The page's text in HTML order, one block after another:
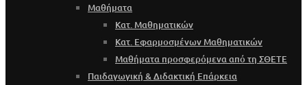
Μαθήματα
Κατ. Μαθηματικών
Κατ. Εφαρμοσμένων Μαθηματικών
Μαθήματα προσφερόμενα από τη ΣΘΕΤΕ
Παιδαγωγική & Διδακτική Επάρκεια